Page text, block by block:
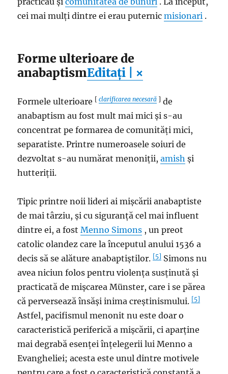
cei mai mulți dintre ei erau puternicmisionari .
Forme ulterioare de
anabaptismEditați | ×
Formele ulterioare [clarificarea necesară ] de
anabaptism au fost mult mai mici și s-au
concentrat pe formarea de comunități mici,
separatiste. Printre numeroasele soiuri de
dezvoltat s-au numărat menoniții,amish și
hutteriții.
Tipic printre noii lideri ai mișcării anabaptiste
de mai târziu, și cu siguranță cel mai influent
dintre ei, a fostMenno Simons , un preot
catolic olandez care la începutul anului 1536 a
decis să se alăture anabaptiștilor.[5] Simons nu
avea niciun folos pentru violența susținută și
practicată de mișcarea Münster, care i se părea
că perversează însăși inima creștinismului.[5]
Astfel, pacifismul menonit nu este doar o
caracteristică periferică a mișcării, ci aparține
mai degrabă esenței înțelegerii lui Menno a
Evangheliei; acesta este unul dintre motivele